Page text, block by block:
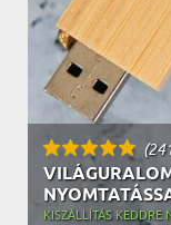
KISZÁLLÍTÁS KEDDRE